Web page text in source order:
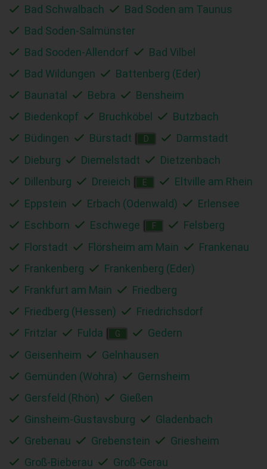
Bad Schwalbach
Bad Soden am Taunus
Bad Soden-Salmünster
Bad Sooden-Allendorf
Bad Vilbel
Bad Wildungen
Battenberg (Eder)
Baunatal
Bebra
Bensheim
Biedenkopf
Bruchköbel
Butzbach
Büdingen
Bürstadt D
Darmstadt
Dieburg
Diemelstadt
Dietzenbach
Dillenburg
Dreieich E
Eltville am Rhein
Eppstein
Erbach (Odenwald)
Erlensee
Eschborn
Eschwege F
Felsberg
Florstadt
Flörsheim am Main
Frankenau
Frankenberg
Frankenberg (Eder)
Frankfurt am Main
Friedberg
Friedberg (Hessen)
Friedrichsdorf
Fritzlar
Fulda G
Gedern
Geisenheim
Gelnhausen
Gemünden (Wohra)
Gernsheim
Gersfeld (Rhön)
Gießen
Ginsheim-Gustavsburg
Gladenbach
Grebenau
Grebenstein
Griesheim
Groß-Bieberau
Groß-Gerau